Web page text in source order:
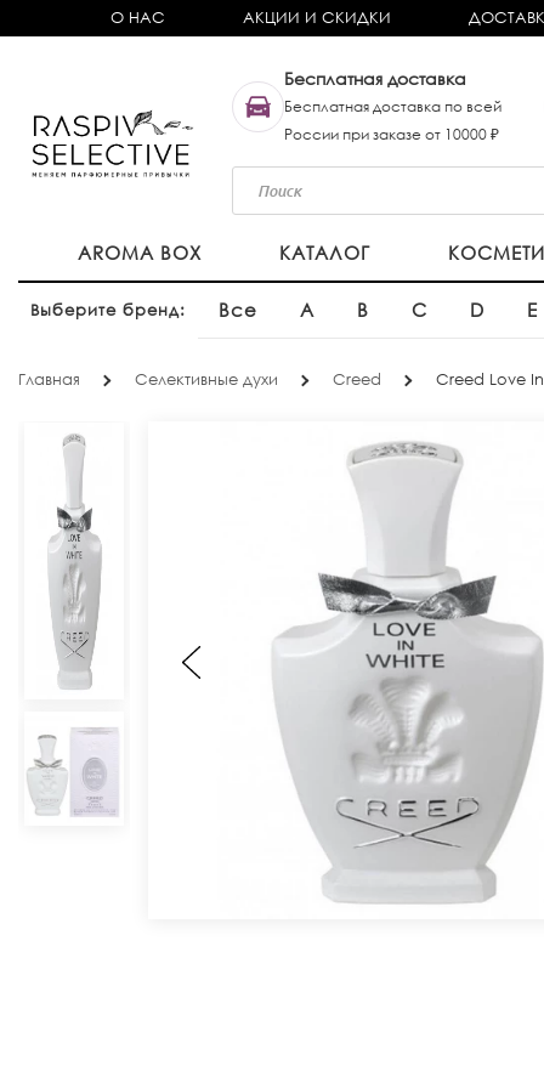
О НАС АКЦИИ И СКИДКИ
Бесплатная доставка
Бесплатная доставка по всей
России при заказе от 10000 ₽
AROMA BOX КАТАЛОГ
Выберите бренд: Все A B C D E
Главная Селективные духи Creed Creed Love